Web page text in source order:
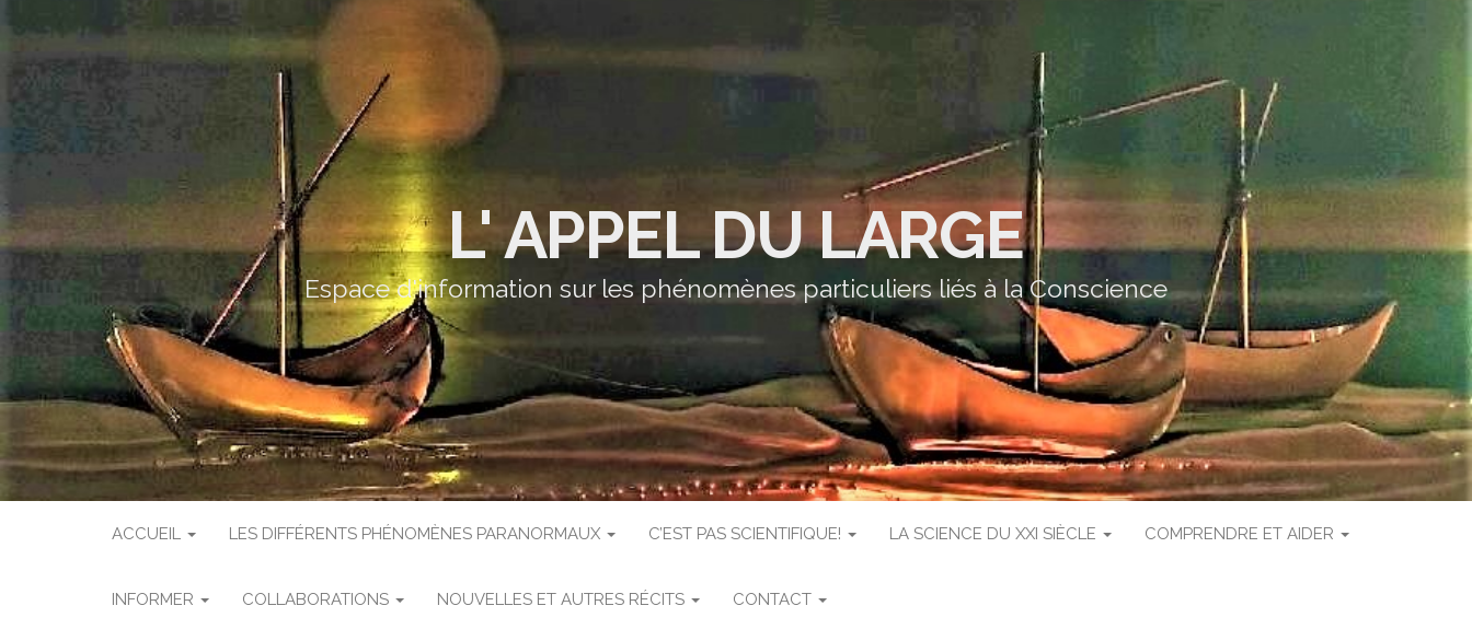
L' APPEL DU LARGE
Espace d'information sur les phénomènes particuliers liés à la Conscience
ACCUEIL LES DIFFÉRENTS PHÉNOMÈNES PARANORMAUX C’EST PAS SCIENTIFIQUE! LA SCIENCE DU XXI SIÈCLE COMPRENDRE ET AIDER
INFORMER COLLABORATIONS NOUVELLES ET AUTRES RÉCITS CONTACT